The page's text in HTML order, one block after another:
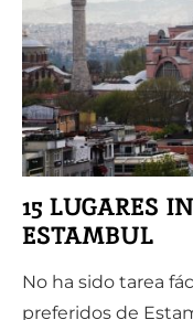
15 LUGARES
ESTAMBUL
No ha sido tarea
preferidos de